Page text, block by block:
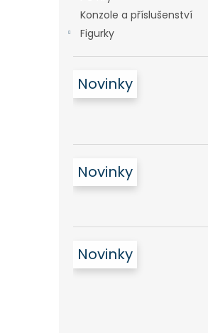
Konzole a příslušenství
Figurky
Novinky
Novinky
Novinky